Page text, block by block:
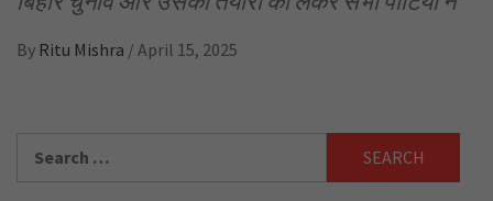
By Ritu Mishra / April 15, 2025
for: